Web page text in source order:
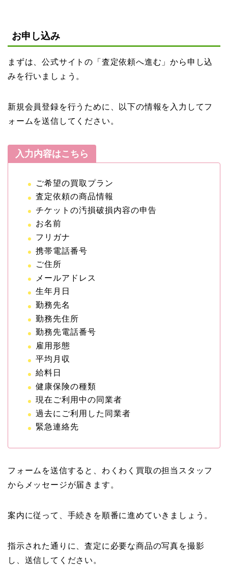
お申し込み
まずは、公式サイトの「査定依頼へ進む」から申し込
みを行いましょう。
新規会員登録を行うために、以下の情報を入力してフ
ォームを送信してください。
入力内容はこちら
ご希望の買取プラン
査定依頼の商品情報
チケットの汚損破損内容の申告
お名前
フリガナ
携帯電話番号
ご住所
メールアドレス
生年月日
勤務先名
勤務先住所
勤務先電話番号
雇用形態
平均月収
給料日
健康保険の種類
現在ご利用中の同業者
過去にご利用した同業者
緊急連絡先
フォームを送信すると、わくわく買取の担当スタッフ
からメッセージが届きます。
案内に従って、手続きを順番に進めていきましょう。
指示された通りに、査定に必要な商品の写真を撮影
し、送信してください。